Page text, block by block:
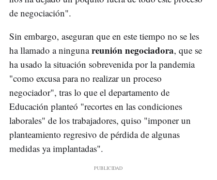
de negociación".
Sin embargo, aseguran que en este tiempo no se les
ha llamado a ningunareunión negociadora, que se
ha usado la situación sobrevenida por la pandemia
"como excusa para no realizar un proceso
negociador", tras lo que el departamento de
Educación planteó "recortes en las condiciones
laborales" de los trabajadores, quiso "imponer un
planteamiento regresivo de pérdida de algunas
medidas ya implantadas".